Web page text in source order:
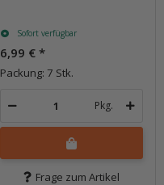
Sofort verfügbar
6,99 € *
Packung: 7 Stk.
Pkg.
Frage zum Artikel